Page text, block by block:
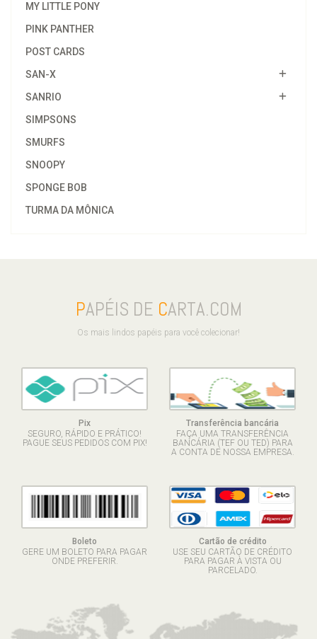
MY LITTLE PONY
PINK PANTHER
POST CARDS
SAN-X
SANRIO
SIMPSONS
SMURFS
SNOOPY
SPONGE BOB
TURMA DA MÔNICA
PAPÉIS DE CARTA.COM
Os mais lindos papéis para você colecionar!
Pix
SEGURO, RÁPIDO E PRÁTICO!
PAGUE SEUS PEDIDOS COM PIX!
Transferência bancária
FAÇA UMA TRANSFERÊNCIA
BANCÁRIA (TEF OU TED) PARA
A CONTA DE NOSSA EMPRESA.
Boleto
GERE UM BOLETO PARA PAGAR
ONDE PREFERIR.
Cartão de crédito
USE SEU CARTÃO DE CRÉDITO
PARA PAGAR À VISTA OU
PARCELADO.